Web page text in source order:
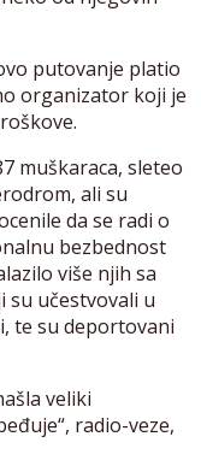
putovanje platio
organizator koji je
muškaraca, sleteo
ali su
da se radi o
bezbednost
više njih sa
su učestvovali u
te su deportovani
veliki
radio-veze,